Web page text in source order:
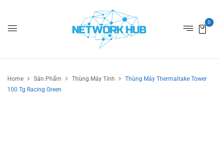
0
Home Sản Phẩm Thùng Máy Tính
Thùng Máy Thermaltake Tower
100 Tg Racing Green